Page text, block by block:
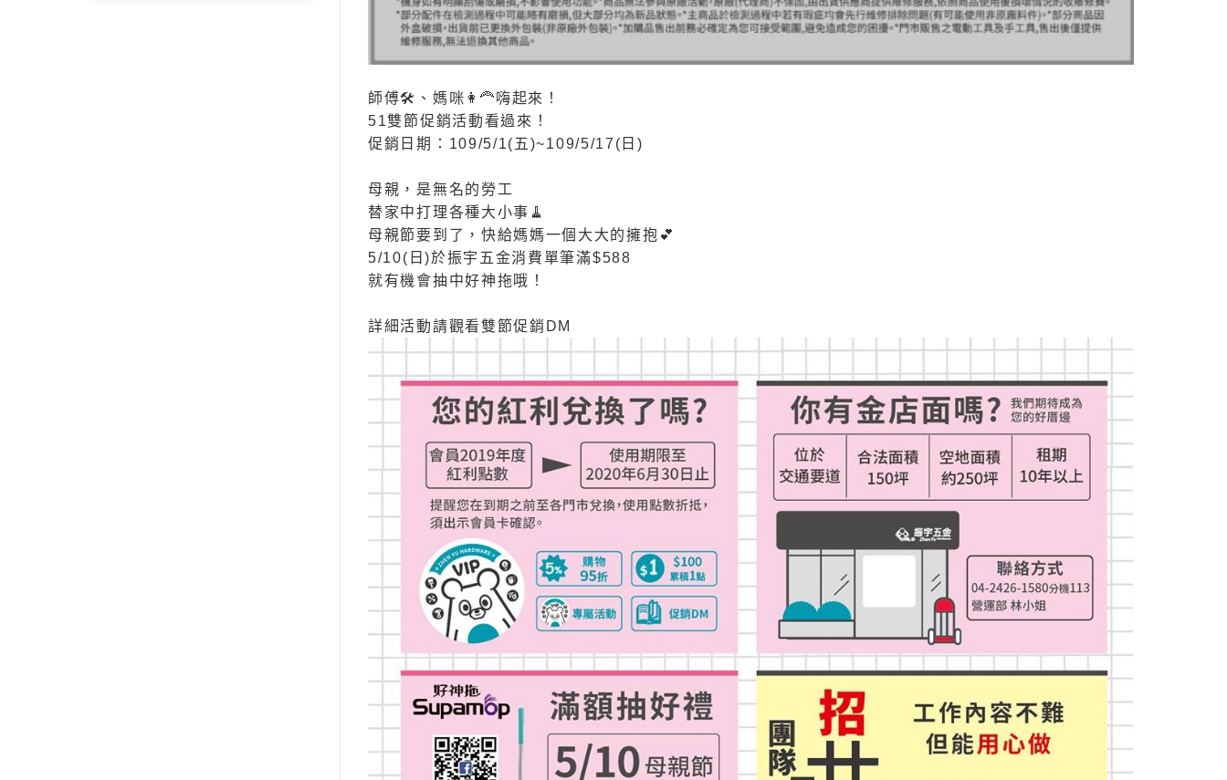
師傅🛠 、媽咪 👩‍🦰嗨起來！
51雙節促銷活動看過來！
促銷日期：109/5/1(五)~109/5/17(日)
母親，是無名的勞工
替家中打理各種大小事 🧹
母親節要到了，快給媽媽一個大大的擁抱 💕
5/10(日)於振宇五金消費單筆滿$588
就有機會抽中好神拖哦！
詳細活動請觀看雙節促銷DM